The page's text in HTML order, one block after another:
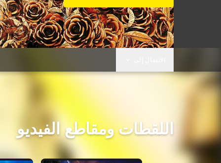
اللقطات ومقاطع الفيديو